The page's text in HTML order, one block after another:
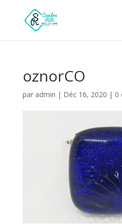
oznorCO
par admin | Déc 16, 2020 | 0